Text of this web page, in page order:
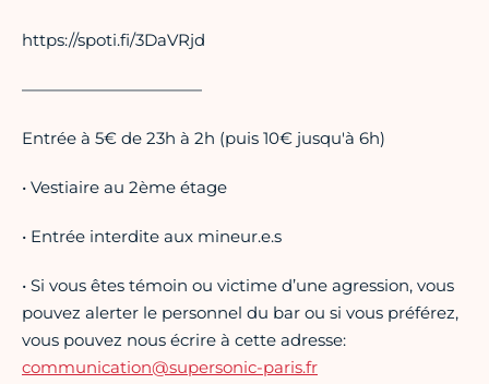
https://spoti.fi/3DaVRjd
———————————
Entrée à 5€ de 23h à 2h (puis 10€ jusqu'à 6h)
• Vestiaire au 2ème étage
• Entrée interdite aux mineur.e.s
• Si vous êtes témoin ou victime d’une agression, vous
pouvez alerter le personnel du bar ou si vous préférez,
vous pouvez nous écrire à cette adresse:
communication@supersonic-paris.fr